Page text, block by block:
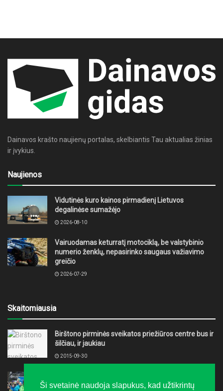
Dainavos krašto naujienų portalas, skelbiantis Tau aktualias žinias
ir įvykius.
Naujienos
Vidutinės kuro kainos pirmadienį Lietuvos
degalinėse sumažėjo
2026-08-10
Vairuodamas keturratį motociklą, be valstybinio
numerio ženklų, nepasirinko saugaus važiavimo
greičio
2026-07-29
Skaitomiausia
Birštono pirminės sveikatos priežiūros centre bus ir
šilčiau, ir jaukiau
2015-09-30
2016-02-08
Ši svetainė naudoja slapukus, kad užtikrintų